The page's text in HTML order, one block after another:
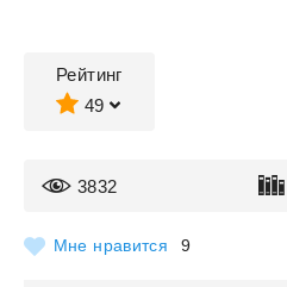
Рейтинг
49
3832
Мне нравится 9